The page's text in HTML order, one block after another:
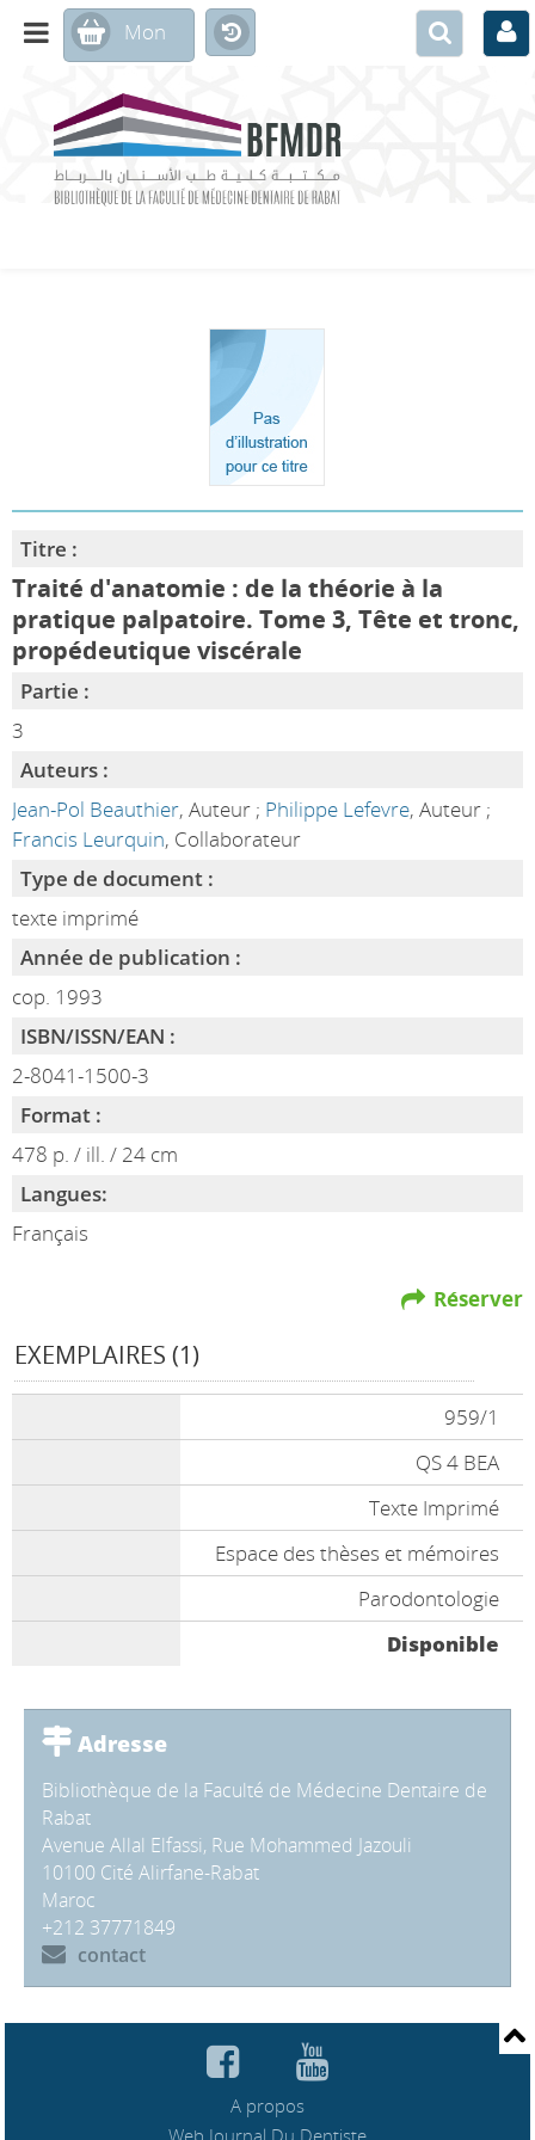
Titre :
Traité d'anatomie : de la théorie à la
pratique palpatoire. Tome 3, Tête et tronc,
propédeutique viscérale
Partie :
3
Auteurs :
Jean-Pol Beauthier, Auteur ; Philippe Lefevre, Auteur ;
Francis Leurquin, Collaborateur
Type de document :
texte imprimé
Année de publication :
cop. 1993
ISBN/ISSN/EAN :
2-8041-1500-3
Format :
478 p. / ill. / 24 cm
Langues:
Français
Réserver
EXEMPLAIRES (1)
959/1
QS 4 BEA
Texte Imprimé
Espace des thèses et mémoires
Parodontologie
Disponible
Adresse
Bibliothèque de la Faculté de Médecine Dentaire de
Rabat
Avenue Allal Elfassi, Rue Mohammed Jazouli
10100 Cité Alirfane-Rabat
Maroc
+212 37771849
contact
A propos
Web Journal Du Dentiste